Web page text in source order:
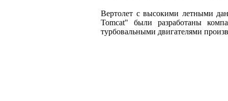
Вертолет с высокими летными
Tomcat" были разработаны
турбовальными двигателями